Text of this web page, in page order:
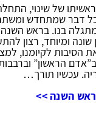
של שינוי,
דבר שמתחדש
בנו. בראש השנה
שונה ומיוחד, רצון
את הסיבות לקיומנו,
הראשון”
עכשיו תורך…
השנה >>